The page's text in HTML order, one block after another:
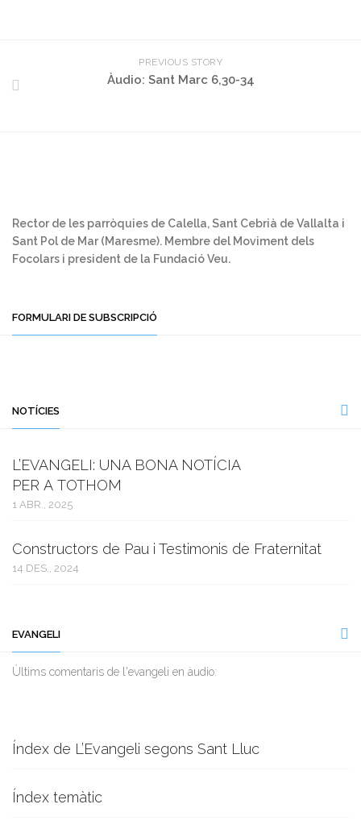
PREVIOUS STORY
Àudio: Sant Marc 6,30-34
Rector de les parròquies de Calella, Sant Cebrià de Vallalta i
Sant Pol de Mar (Maresme). Membre del Moviment dels
Focolars i president de la Fundació Veu.
FORMULARI DE SUBSCRIPCIÓ
NOTÍCIES
L’EVANGELI: UNA BONA NOTÍCIA
PER A TOTHOM
1 ABR., 2025
Constructors de Pau i Testimonis de Fraternitat
14 DES., 2024
EVANGELI
Ùltims comentaris de l'evangeli en àudio:
Índex de L’Evangeli segons Sant Lluc
Índex temàtic